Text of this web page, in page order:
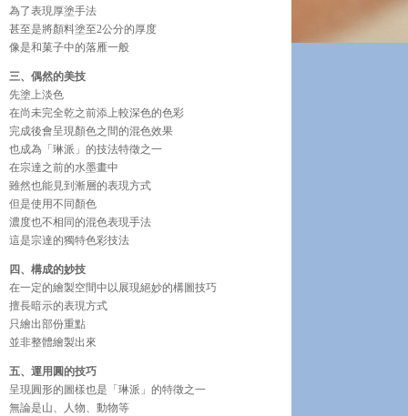
為了表現厚塗手法
甚至是將顏料塗至2公分的厚度
像是和菓子中的落雁一般
三、偶然的美技
先塗上淡色
在尚未完全乾之前添上較深色的色彩
完成後會呈現顏色之間的混色效果
也成為「琳派」的技法特徵之一
在宗達之前的水墨畫中
雖然也能見到漸層的表現方式
但是使用不同顏色
濃度也不相同的混色表現手法
這是宗達的獨特色彩技法
四、構成的妙技
在一定的繪製空間中以展現絕妙的構圖技巧
擅長暗示的表現方式
只繪出部份重點
並非整體繪製出來
五、運用圓的技巧
呈現圓形的圖樣也是「琳派」的特徵之一
無論是山、人物、動物等